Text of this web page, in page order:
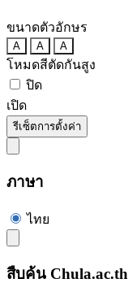
ขนาดตัวอักษร
A A A
โหมดสีตัดกันสูง
ปิด
เปิด
รีเซ็ตการตั้งค่า
ภาษา
ไทย
สืบค้น Chula.ac.th